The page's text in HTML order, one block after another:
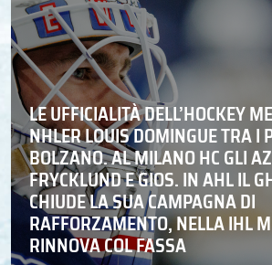
LE UFFICIALITÀ DELL’HOCKEY
NHLER LOUIS DOMINGUE TRA I
BOLZANO. AL MILANO HC GLI
FRYCKLUND E GIOS. IN AHL IL
CHIUDE LA SUA CAMPAGNA DI
RAFFORZAMENTO, NELLA IHL
RINNOVA COL FASSA